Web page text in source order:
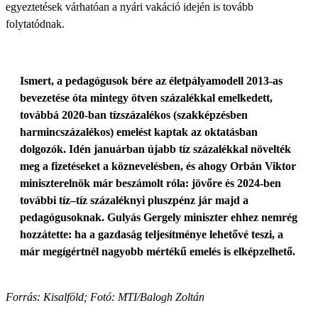
egyeztetések várhatóan a nyári vakáció idején is tovább
folytatódnak.
Ismert, a pedagógusok bére az életpályamodell 2013-as
bevezetése óta mintegy ötven százalékkal emelkedett,
továbbá 2020-ban tízszázalékos (szakképzésben
harmincszázalékos) emelést kaptak az oktatásban
dolgozók. Idén januárban újabb tíz százalékkal növelték
meg a fizetéseket a köznevelésben, és ahogy Orbán Viktor
miniszterelnök már beszámolt róla: jövőre és 2024-ben
további tíz–tíz százaléknyi pluszpénz jár majd a
pedagógusoknak. Gulyás Gergely miniszter ehhez nemrég
hozzátette: ha a gazdaság teljesítménye lehetővé teszi, a
már megígértnél nagyobb mértékű emelés is elképzelhető.
Forrás: Kisalföld; Fotó: MTI/Balogh Zoltán